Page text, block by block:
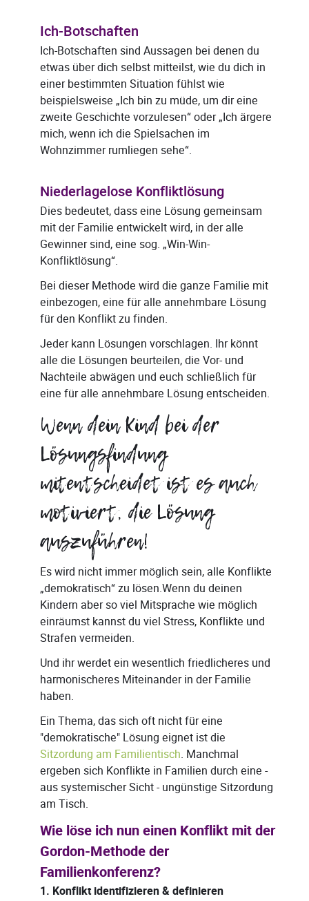
Ich-Botschaften
Ich-Botschaften sind Aussagen bei denen du
etwas über dich selbst mitteilst, wie du dich in
einer bestimmten Situation fühlst wie
beispielsweise „Ich bin zu müde, um dir eine
zweite Geschichte vorzulesen“ oder „Ich ärgere
mich, wenn ich die Spielsachen im
Wohnzimmer rumliegen sehe“.
Niederlagelose Konfliktlösung
Dies bedeutet, dass eine Lösung gemeinsam
mit der Familie entwickelt wird, in der alle
Gewinner sind, eine sog. „Win-Win-
Konfliktlösung“.
Bei dieser Methode wird die ganze Familie mit
einbezogen, eine für alle annehmbare Lösung
für den Konflikt zu finden.
Jeder kann Lösungen vorschlagen. Ihr könnt
alle die Lösungen beurteilen, die Vor- und
Nachteile abwägen und euch schließlich für
eine für alle annehmbare Lösung entscheiden.
Wenn dein Kind bei der
Lösungsfindung
mitentscheidet ist es auch
motiviert, die Lösung
auszuführen!
Es wird nicht immer möglich sein, alle Konflikte
„demokratisch“ zu lösen.Wenn du deinen
Kindern aber so viel Mitsprache wie möglich
einräumst kannst du viel Stress, Konflikte und
Strafen vermeiden.
Und ihr werdet ein wesentlich friedlicheres und
harmonischeres Miteinander in der Familie
haben.
Ein Thema, das sich oft nicht für eine
"demokratische" Lösung eignet ist die
Sitzordung am Familientisch. Manchmal
ergeben sich Konflikte in Familien durch eine -
aus systemischer Sicht - ungünstige Sitzordung
am Tisch.
Wie löse ich nun einen Konflikt mit der
Gordon-Methode der
Familienkonferenz?
1. Konflikt identifizieren & definieren